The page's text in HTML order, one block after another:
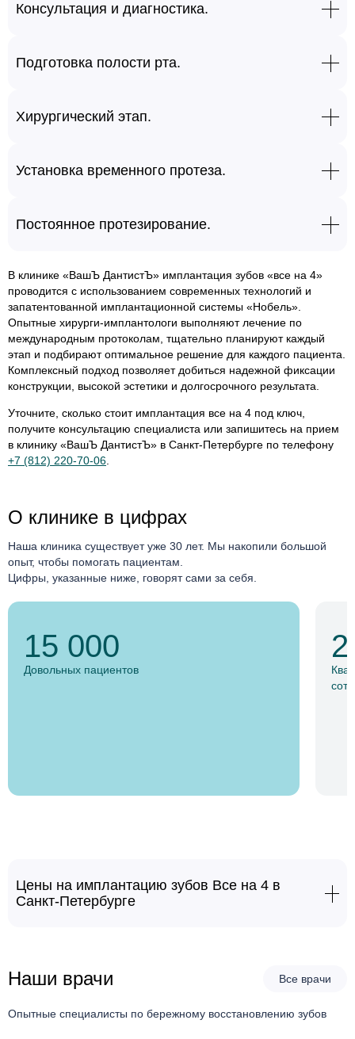
Консультация и диагностика.
ткани и определяет возможность проведения имплантации
Подготовка полости рта.
воспалительных заболеваний, профессиональная гигиена и
санация полости рта. Если имеются временные
Хирургический этап.
Передние импланты фиксируются вертикально, боковые —
Установка временного протеза.
разговаривать и постепенно возвращаться к привычному
Постоянное протезирование.
изготавливается и устанавливается постоянный несъемный
протез, который полностью восстанавливает функцию
зубного ряда и отличается высокой эстетикой.
В клинике «ВашЪ ДантистЪ» имплантация зубов «все на 4»
проводится с использованием современных технологий и
запатентованной имплантационной системы «Нобель».
Опытные хирурги-имплантологи выполняют лечение по
международным протоколам, тщательно планируют каждый
этап и подбирают оптимальное решение для каждого пациента.
Комплексный подход позволяет добиться надежной фиксации
конструкции, высокой эстетики и долгосрочного результата.
Уточните, сколько стоит имплантация все на 4 под ключ,
получите консультацию специалиста или запишитесь на прием
в клинику «ВашЪ ДантистЪ» в Санкт-Петербурге по телефону
+7 (812) 220-70-06.
О клинике в цифрах
Наша клиника существует уже 30 лет. Мы накопили большой
опыт, чтобы помогать пациентам.
Цифры, указанные ниже, говорят сами за себя.
15 000
Довольных пациентов
Цены на имплантацию зубов Все на 4 в
Санкт-Петербурге
Наши врачи Все врачи
Опытные специалисты по бережному восстановлению зубов